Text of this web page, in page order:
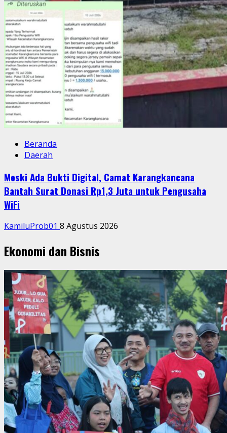
Beranda
Daerah
Meski Ada Bukti Digital, Camat Karangkancana
Bantah Surat Donasi Rp1,3 Juta untuk Pengusaha
WiFi
KamiluProb01 8 Agustus 2026
Ekonomi dan Bisnis